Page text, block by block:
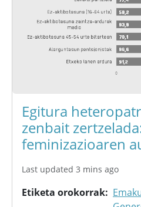
Egitura
zenbait
feminizazioaren
Last updated 3 mins ago
Etiketa orokorrak